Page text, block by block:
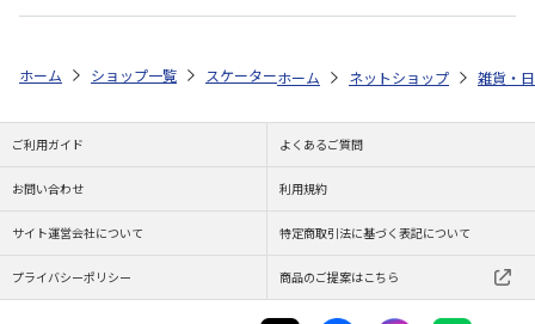
ホーム ショップ一覧 スケーター ベビー食器セット はらぺこあおむ
ホーム ネットショップ 雑貨・
ご利用ガイド よくあるご質問
お問い合わせ 利用規約
サイト運営会社について 特定商取引法に基づく表記について
プライバシーポリシー 商品のご提案はこちら